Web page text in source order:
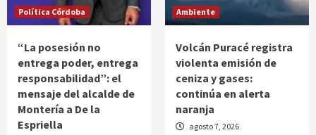
Política Córdoba
“La posesión no
entrega poder, entrega
responsabilidad”: el
mensaje del alcalde de
Montería a De la
Espriella
Ambiente
Volcán Puracé registra
violenta emisión de
ceniza y gases:
continúa en alerta
naranja
agosto 7, 2026